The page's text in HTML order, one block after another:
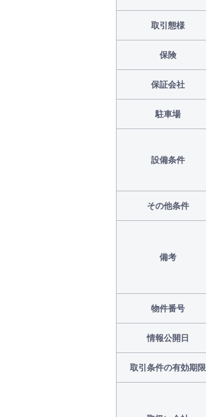
取引態様
保険
保証会社
駐車場
設備条件
その他条件
備考
物件番号
情報公開日
取引条件の有効期限